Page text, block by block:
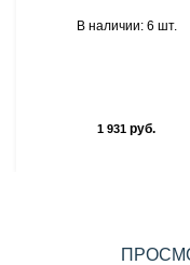
В наличии: 6 шт.
1 931 руб.